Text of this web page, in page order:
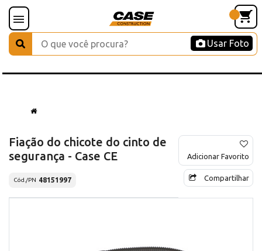
Usar Foto
Fiação do chicote do cinto de
segurança - Case CE
Cód./PN 48151997
Adicionar Favorito
Compartilhar